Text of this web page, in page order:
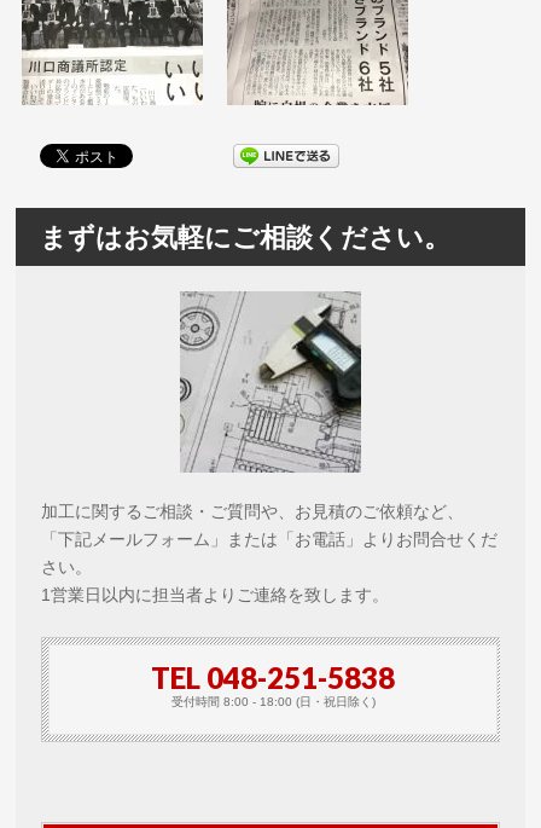
まずはお気軽にご相談ください。
加工に関するご相談・ご質問や、お見積のご依頼など、
「下記メールフォーム」または「お電話」よりお問合せくだ
さい。
1営業日以内に担当者よりご連絡を致します。
TEL 048-251-5838
受付時間 8:00 - 18:00 (日・祝日除く)